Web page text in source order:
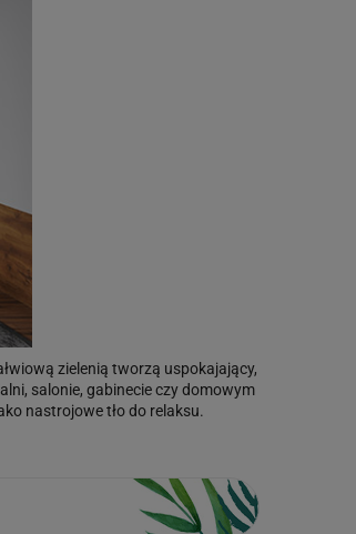
zielenią tworzą uspokajający,
salonie, gabinecie czy domowym
nastrojowe tło do relaksu.